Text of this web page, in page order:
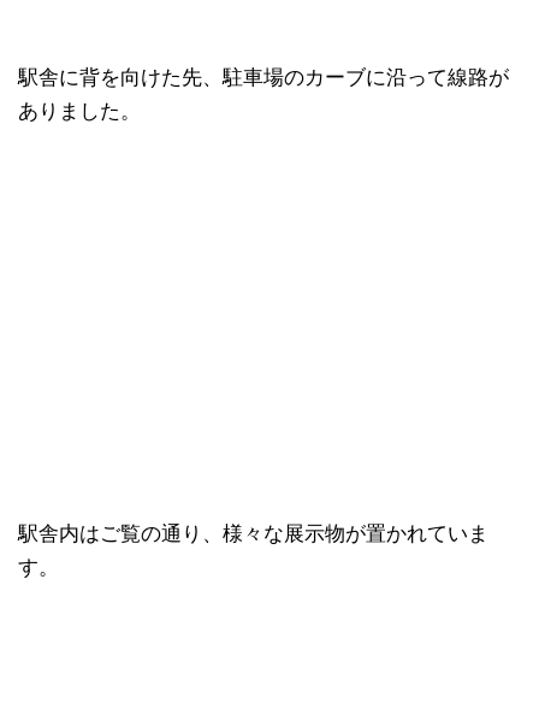
駅舎に背を向けた先、駐車場のカーブに沿って線路が
ありました。
駅舎内はご覧の通り、様々な展示物が置かれていま
す。